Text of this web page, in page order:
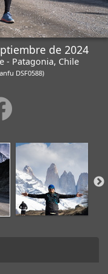
de 2024
- Patagonia, Chile
DSF0588)